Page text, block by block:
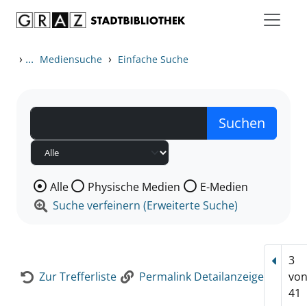
› ... Mediensuche › Einfache Suche
Wählen Sie die Medienart nach der Sie suchen wollen.
Alle Physische Medien
E-Medien
Suche verfeinern (Erweiterte Suche)
Zur Trefferliste Permalink Detailanzeige
3
41